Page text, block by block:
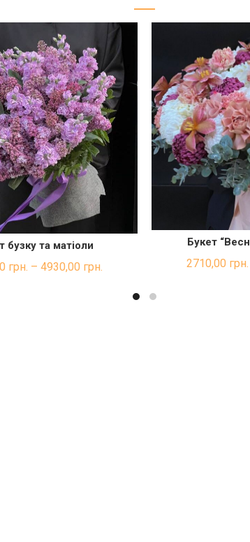
ПОКУПКА
бузку та матіоли
грн. – 4930,00 грн.
Букет
2710,00 грн.